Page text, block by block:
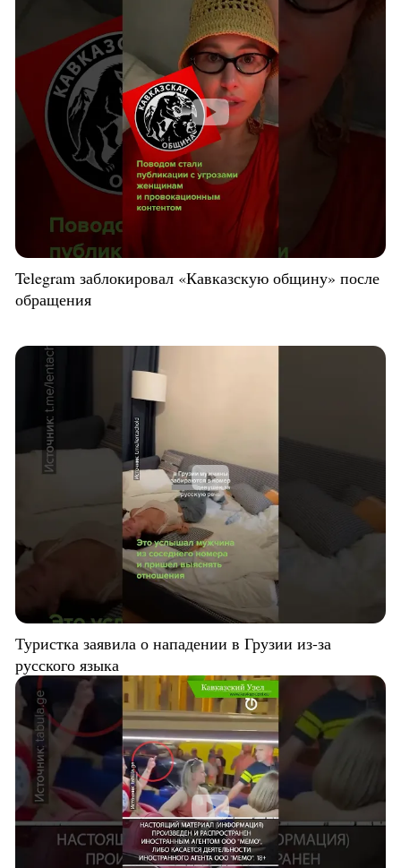
Telegram заблокировал «Кавказскую общину» после
обращения
Туристка заявила о нападении в Грузии из-за
русского языка